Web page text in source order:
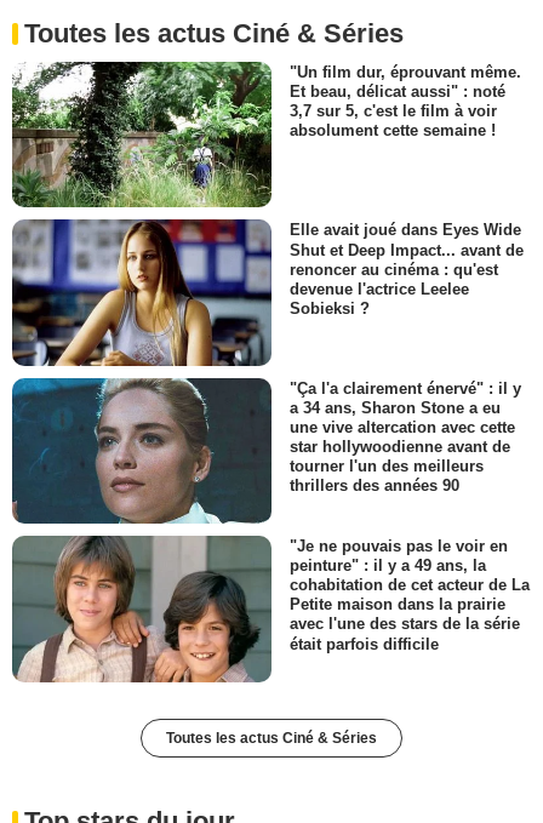
Toutes les actus Ciné & Séries
"Un film dur, éprouvant même.
Et beau, délicat aussi" : noté
3,7 sur 5, c'est le film à voir
absolument cette semaine !
Elle avait joué dans Eyes Wide
Shut et Deep Impact... avant de
renoncer au cinéma : qu'est
devenue l'actrice Leelee
Sobieksi ?
"Ça l'a clairement énervé" : il y
a 34 ans, Sharon Stone a eu
une vive altercation avec cette
star hollywoodienne avant de
tourner l'un des meilleurs
thrillers des années 90
"Je ne pouvais pas le voir en
peinture" : il y a 49 ans, la
cohabitation de cet acteur de La
Petite maison dans la prairie
avec l'une des stars de la série
était parfois difficile
Toutes les actus Ciné & Séries